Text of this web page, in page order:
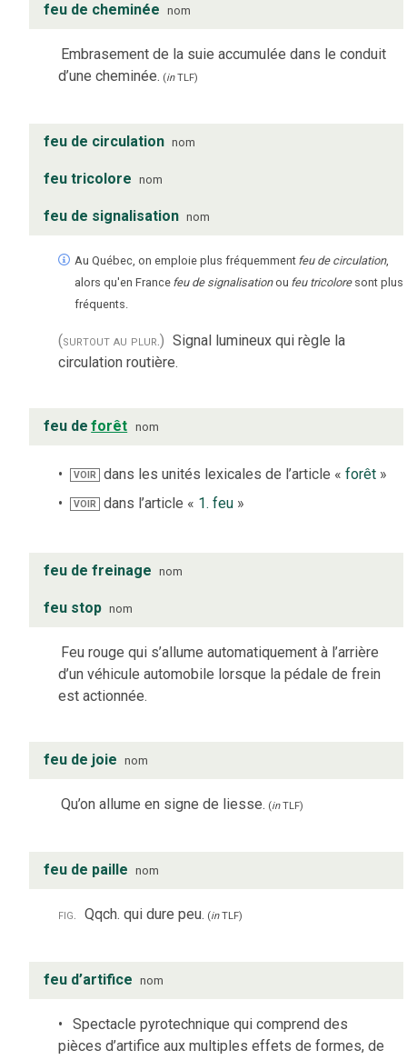
feu de cheminée nom
Embrasement de la suie accumulée dans le conduit
d’une cheminée. (inTLF)
feu de circulation nom
feu tricolore nom
feu de signalisation nom
Au Québec, on emploie plus fréquemment feu de circulation,
alors qu'en France feu de signalisationou feu tricolore sont plus
fréquents.
(surtout au plur.) Signal lumineux qui règle la
circulation routière.
feu de forêt nom
VOIR dans les unités lexicales de l’article «forêt »
VOIR dans l’article « 1. feu »
feu de freinage nom
feu stop nom
Feu rouge qui s’allume automatiquement à l’arrière
d’un véhicule automobile lorsque la pédale de frein
est actionnée.
feu de joie nom
Qu’on allume en signe de liesse. (inTLF)
feu de paille nom
fig. Qqch. qui dure peu. (inTLF)
feu d’artifice nom
Spectacle pyrotechnique qui comprend des
pièces d’artifice aux multiples effets de formes, de